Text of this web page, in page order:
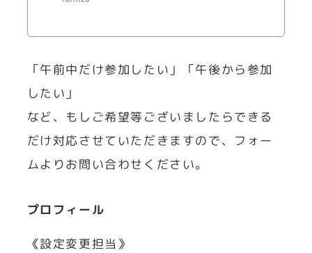
「午前中だけ参加したい」「午後から参加
したい」
など、もしご希望等ございましたらできる
だけ対応させていただきますので、フォー
ムよりお問い合わせください。
プロフィール
《設定変更担当》